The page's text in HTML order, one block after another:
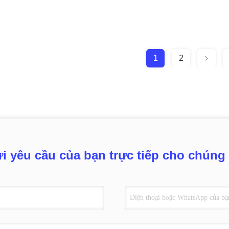
1 2
yêu cầu của bạn trực tiếp cho